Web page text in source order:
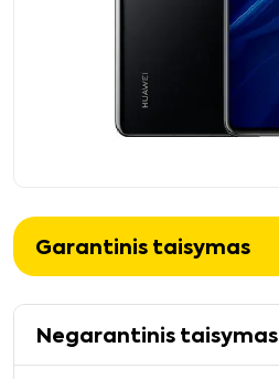
Garantinis taisymas
Negarantinis taisymas